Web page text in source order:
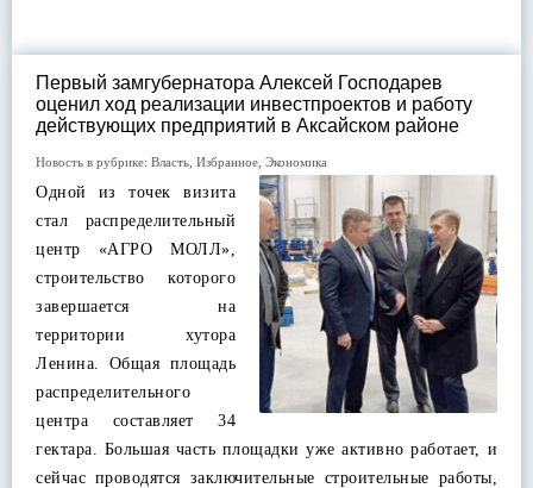
Первый замгубернатора Алексей Господарев
оценил ход реализации инвестпроектов и работу
действующих предприятий в Аксайском районе
Новость в рубрике: Власть Избранное Экономика
Одной из точек визита
стал распределительный
центр «АГРО МОЛЛ»,
строительство которого
завершается на
территории хутора
Ленина. Общая площадь
распределительного
центра составляет 34
гектара. Большая часть площадки уже активно работает, и
сейчас проводятся заключительные строительные работы,